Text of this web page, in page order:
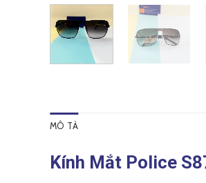
MÔ TẢ
Kính Mắt Police